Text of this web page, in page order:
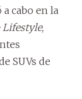
cabo en la
Lifestyle,
SUVs de